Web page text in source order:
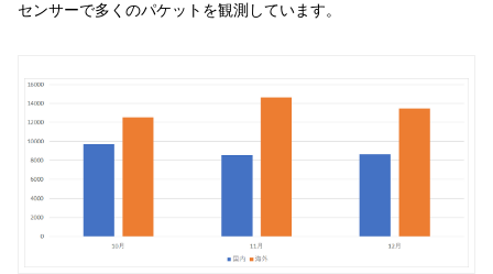
センサーで多くのパケットを観測しています。